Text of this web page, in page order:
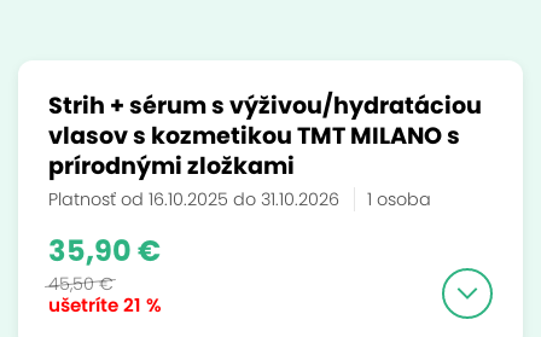
Strih + sérum s výživou/hydratáciou
vlasov s kozmetikou TMT MILANO s
prírodnými zložkami
Platnosť od 16.10.2025 do 31.10.2026 1 osoba
ušetríte21 %
35,90 €
45,50 €